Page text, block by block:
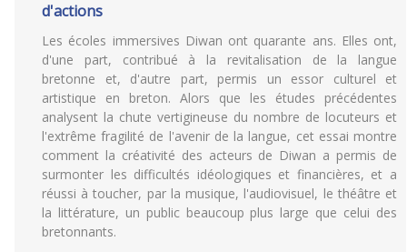
d'actions
Les écoles immersives Diwan ont quarante ans. Elles ont,
d'une part, contribué à la revitalisation de la langue
bretonne et, d'autre part, permis un essor culturel et
artistique en breton. Alors que les études précédentes
analysent la chute vertigineuse du nombre de locuteurs et
l'extrême fragilité de l'avenir de la langue, cet essai montre
comment la créativité des acteurs de Diwan a permis de
surmonter les difficultés idéologiques et financières, et a
réussi à toucher, par la musique, l'audiovisuel, le théâtre et
la littérature, un public beaucoup plus large que celui des
bretonnants.